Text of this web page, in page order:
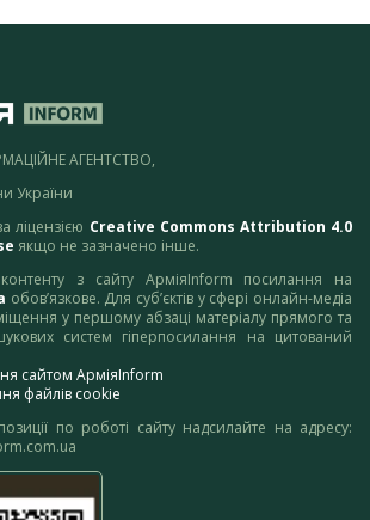
АГЕНТСТВО,
України
ліцензією Creative Commons Attribution 4.0
якщо не зазначено інше.
з сайту АрміяInform посилання на
обов’язкове. Для суб’єктів у сфері онлайн-медіа
у першому абзаці матеріалу прямого та
систем гіперпосилання на цитований
сайтом АрміяInform
файлів cookie
по роботі сайту надсилайте на адресу: